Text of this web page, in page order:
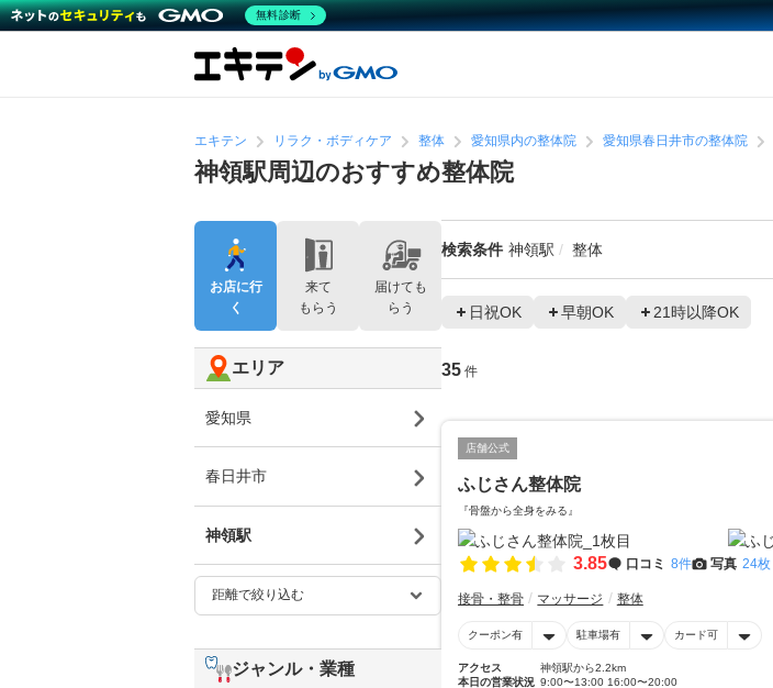
エキテン リラク・ボディケア 整体 愛知県内の整体院 愛知県春日井市の整体院
神領駅周辺のおすすめ整体院
検索条件 神領駅 整体
日祝OK 早朝OK 21時以降OK
35 件
店舗公式
ふじさん整体院
『骨盤から全身をみる』
3.85 口コミ 8件 写真 24枚
接骨・整骨 マッサージ 整体
クーポン有 駐車場有 カード可
アクセス
神領駅から2.2km
本日の営業状況 9:00〜13:00 16:00〜20:00
お店に行
く
来て
もらう
届けても
らう
エリア
愛知県
春日井市
神領駅
ジャンル・業種
無料診断